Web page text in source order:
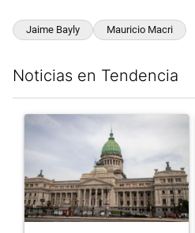
Jaime Bayly Mauricio Macri
Noticias en Tendencia
Un artículo de tendencia con